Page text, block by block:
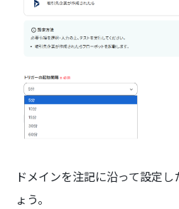
ドメインを注記に沿って設定
ょう。